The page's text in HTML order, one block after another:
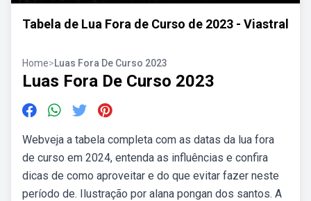
Tabela de Lua Fora de Curso de 2023 - Viastral
Home>Luas Fora De Curso 2023
Luas Fora De Curso 2023
Webveja a tabela completa com as datas da lua fora
de curso em 2024, entenda as influências e confira
dicas de como aproveitar e do que evitar fazer neste
período de. Ilustração por alana pongan dos santos. A